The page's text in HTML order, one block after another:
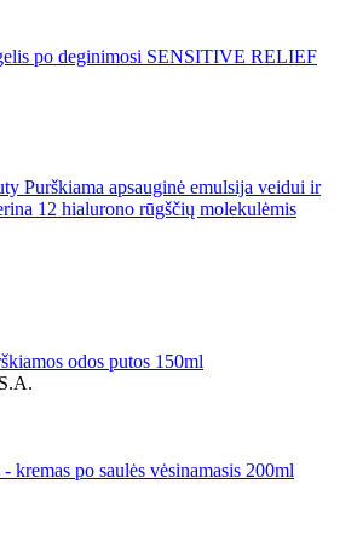
po deginimosi SENSITIVE RELIEF
Purškiama apsauginė emulsija veidui ir
12 hialurono rūgščių molekulėmis
odos putos 150ml
kremas po saulės vėsinamasis 200ml